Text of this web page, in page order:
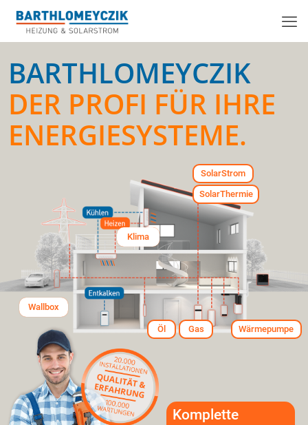
BARTHLOMEYCZIK
DER PROFI FÜR IHRE
ENERGIESYSTEME.
Klima
Wärmepumpe
SolarThermie
Wallbox
Öl Gas
Komplette
SolarStrom